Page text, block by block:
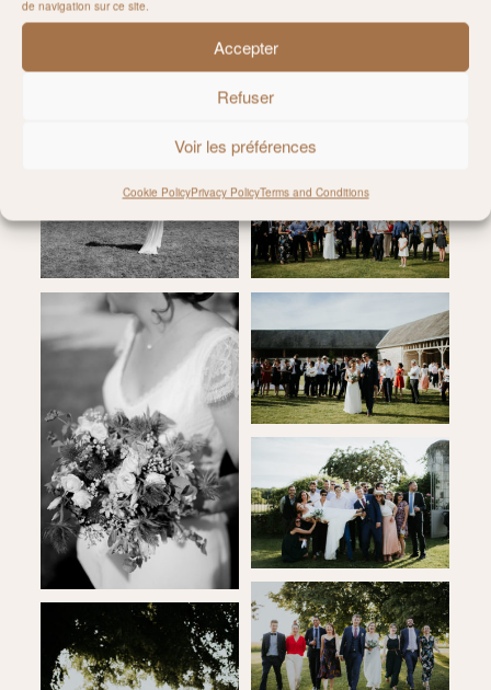
de navigation sur ce site.
Accepter
Refuser
Voir les préférences
Cookie PolicyPrivacy PolicyTerms and Conditions